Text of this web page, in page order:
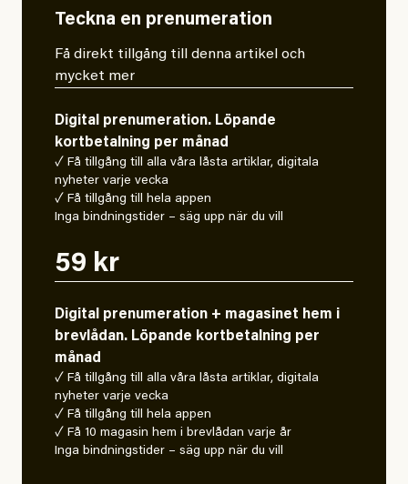
Teckna en prenumeration
Få direkt tillgång till denna artikel och
mycket mer
Digital prenumeration. Löpande
kortbetalning per månad
✓ Få tillgång till alla våra låsta artiklar, digitala
nyheter varje vecka
✓ Få tillgång till hela appen
Inga bindningstider – säg upp när du vill
59 kr
Digital prenumeration + magasinet hem i
brevlådan. Löpande kortbetalning per
månad
✓ Få tillgång till alla våra låsta artiklar, digitala
nyheter varje vecka
✓ Få tillgång till hela appen
✓ Få 10 magasin hem i brevlådan varje år
Inga bindningstider – säg upp när du vill